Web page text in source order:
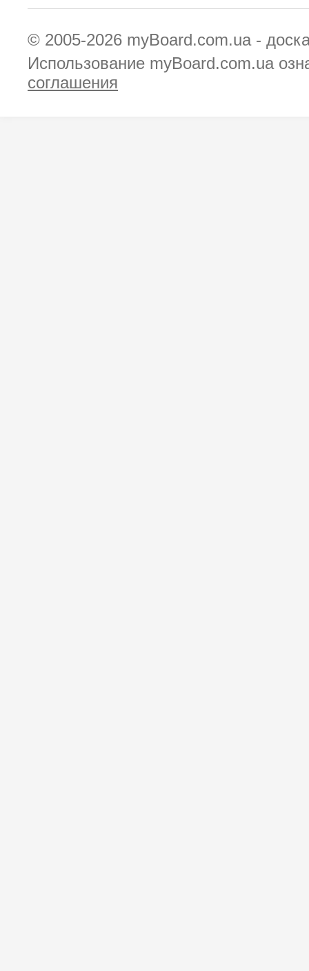
© 2005-2026 myBoard.com.ua -
Использование myBoard.com.ua
соглашения